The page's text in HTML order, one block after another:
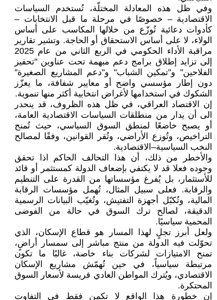
وفي ظل هذه المعادلة المختلّة، تُستخدم السياسات
الاقتصادية – خصوصًا في مرحلة ما قبل الانتخابات –
كأدوات دعائية تُوزّع من خلالها المكاسب على أساس
الولاء، لا على أساس الاستحقاق أو الحاجة. وتشير تقارير
مراقبة الأداء الحكومي في الربع الثاني من عام 2025
إلى تزايد إطلاق برامج دعم مبهمة تحت عناوين "تحفيز
الفلاحين" و"تمكين الشباب" و"دعم المشاريع الصغيرة"
دون إطار مؤسسي واضح أو معايير شفافة، ما يعزّز
الشكوك في استخدامها لأغراض انتخابية أكثر منها تنموية.
إن الاقتصاد العراقي، في ظل هذه الظروف، قد ينحدر
الى أن يدار من منطلقات السياسات الاقتصادية العامة،
أو يصبح خاضعًا لمنطق السوق السياسي، حيث تُمنح
التراخيص، وتُوزع الأراضي، وتُقر القوانين، وفقًا لمصالح
النخب السياسية–الاقتصادية.
والأخطر من ذلك، أن هذا التحالف الحاكم اذا تحقق
وجوده فعلا قد لا يكتفي بإضعاف الدولة كمستثمر أو قائد
للأستثمار، بل يُفرغ مؤسساتها من القدرة على التنظيم
والرقابة. فعلى سبيل المثال، تُهمل مؤسسات الرقابة
المالية، وتُكبّل أجهزة التفتيش، وتُغيّب البيانات الرسمية
الدقيقة، لصالح ترك السوق في حالة من الفوضى
المحمية سياسيًا.
ولعل أبرز تجلٍ لهذا المسار هو قطاع الإسكان، الذي
تحوّلت فيه الدولة من منتج مباشر إلى سمسار أراضٍ،
تمنح الامتيازات لشركات بناء خاصة، غالبًا ما تكون
مرتبطة سياسياً، في حين تُهمّش مشاريع الإسكان
الاقتصادي، ويُترك المواطن العادي فريسة لأسعار السوق
المحتكرة.
إن خطورة هذا الواقع لا تكمن فقط في التفاوت